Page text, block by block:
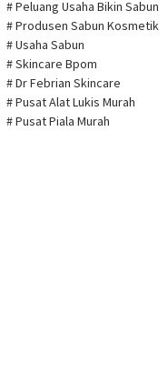
# Peluang Usaha Bikin Sabun
# Produsen Sabun Kosmetik
# Usaha Sabun
# Skincare Bpom
# Dr Febrian Skincare
# Pusat Alat Lukis Murah
# Pusat Piala Murah